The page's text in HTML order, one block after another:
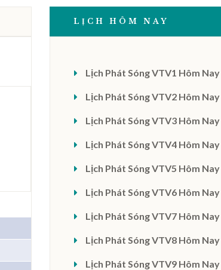
LỊCH HÔM NAY
Lịch Phát Sóng VTV1 Hôm Nay
Lịch Phát Sóng VTV2 Hôm Nay
Lịch Phát Sóng VTV3 Hôm Nay
Lịch Phát Sóng VTV4 Hôm Nay
Lịch Phát Sóng VTV5 Hôm Nay
Lịch Phát Sóng VTV6 Hôm Nay
Lịch Phát Sóng VTV7 Hôm Nay
Lịch Phát Sóng VTV8 Hôm Nay
Lịch Phát Sóng VTV9 Hôm Nay